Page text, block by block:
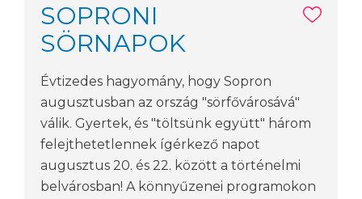
SOPRONI
SÖRNAPOK
Évtizedes hagyomány, hogy Sopron
augusztusban az ország "sörfővárosává"
válik. Gyertek, és "töltsünk együtt" három
felejthetetlennek ígérkező napot
augusztus 20. és 22. között a történelmi
belvárosban! A könnyűzenei programokon